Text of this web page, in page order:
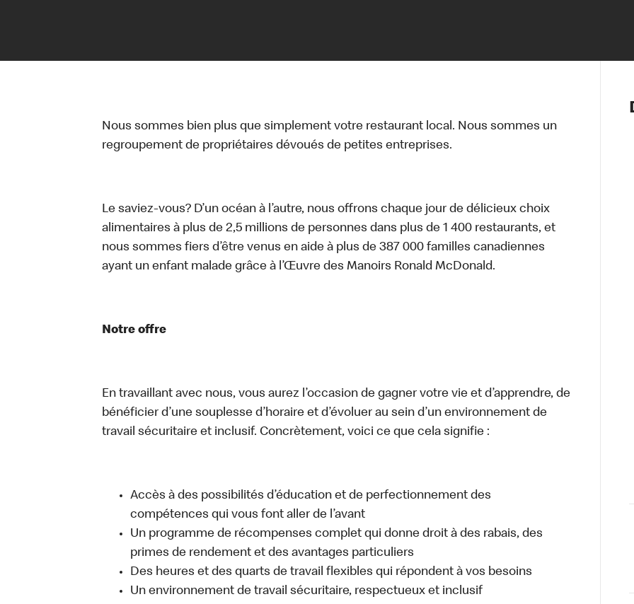
Notre
Nos
Santé et
Nous sommes bien plus que simplement votre restaurant local. Nous sommes un
regroupement de propriétaires dévoués de petites entreprises.
Le saviez-vous? D’un océan à l’autre, nous offrons chaque jour de délicieux choix
alimentaires à plus de 2,5 millions de personnes dans plus de 1 400 restaurants, et
nous sommes fiers d’être venus en aide à plus de 387 000 familles canadiennes
ayant un enfant malade grâce à l’Œuvre des Manoirs Ronald McDonald.
Notre offre
En travaillant avec nous, vous aurez l’occasion de gagner votre vie et d’apprendre, de
bénéficier d’une souplesse d’horaire et d’évoluer au sein d’un environnement de
travail sécuritaire et inclusif. Concrètement, voici ce que cela signifie :
Accès à des possibilités d’éducation et de perfectionnement des
compétences qui vous font aller de l’avant
Un programme de récompenses complet qui donne droit à des rabais, des
primes de rendement et des avantages particuliers
Des heures et des quarts de travail flexibles qui répondent à vos besoins
Un environnement de travail sécuritaire, respectueux et inclusif